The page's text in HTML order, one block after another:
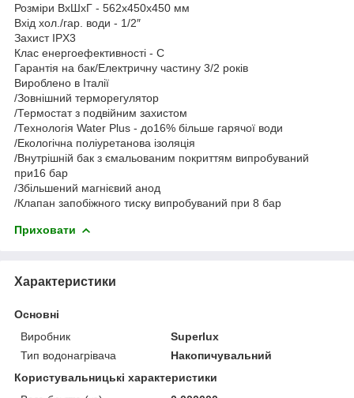
Розміри ВхШхГ - 562х450х450 мм
Вхід хол./гар. води - 1/2″
Захист IPX3
Клас енергоефективності - С
Гарантія на бак/Електричну частину 3/2 років
Вироблено в Італії
/Зовнішний терморегулятор
/Термостат з подвійним захистом
/Технологія Water Plus - до16% більше гарячої води
/Екологічна поліуретанова ізоляція
/Внутрішній бак з ємальованим покриттям випробуваний
при16 бар
/Збільшений магнієвий анод
/Клапан запобіжного тиску випробуваний при 8 бар
Приховати
Характеристики
Основні
Виробник
Superlux
Тип водонагрівача
Накопичувальний
Користувальницькі характеристики